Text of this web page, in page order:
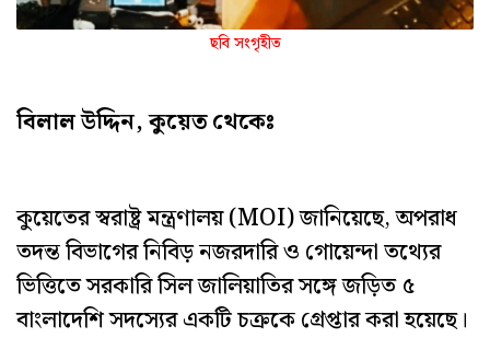
ছবি সংগৃহীত
বিলাল উদ্দিন, কুয়েত থেকেঃ
কুয়েতের স্বরাষ্ট্র মন্ত্রণালয় (MOI) জানিয়েছে, অপরাধ
তদন্ত বিভাগের নিবিড় নজরদারি ও গোয়েন্দা তথ্যের
ভিত্তিতে সরকারি সিল জালিয়াতির সঙ্গে জড়িত ৫
বাংলাদেশি সদস্যের একটি চক্রকে গ্রেপ্তার করা হয়েছে।